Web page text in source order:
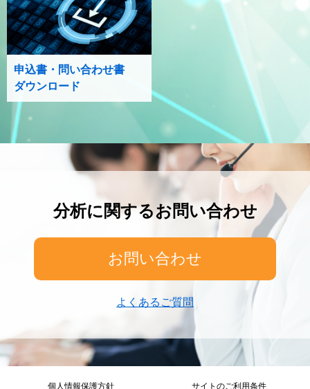
申込書・問い合わせ書
ダウンロード
分析に関するお問い合わせ
お問い合わせ
よくあるご質問
個人情報保護方針 サイトのご利用条件